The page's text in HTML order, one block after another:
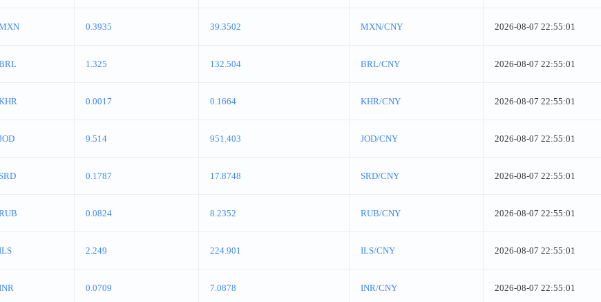
0.3935 39.3502 MXN/CNY 2026-08-07 22:55:01
1.325 132.504 BRL/CNY 2026-08-07 22:55:01
0.0017 0.1664 KHR/CNY 2026-08-07 22:55:01
9.514 951.403 JOD/CNY 2026-08-07 22:55:01
0.1787 17.8748 SRD/CNY 2026-08-07 22:55:01
0.0824 8.2352 RUB/CNY 2026-08-07 22:55:01
2.249 224.901 ILS/CNY 2026-08-07 22:55:01
0.0709 7.0878 INR/CNY 2026-08-07 22:55:01